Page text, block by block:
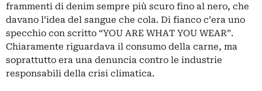
frammenti di denim sempre più scuro fino al nero, che
davano l’idea del sangue che cola. Di fianco c’era uno
specchio con scritto “YOU ARE WHAT YOU WEAR”.
Chiaramente riguardava il consumo della carne, ma
soprattutto era una denuncia contro le industrie
responsabili della crisi climatica.